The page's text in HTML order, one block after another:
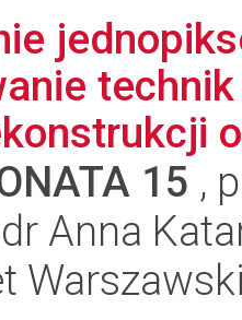
15 ,
Anna